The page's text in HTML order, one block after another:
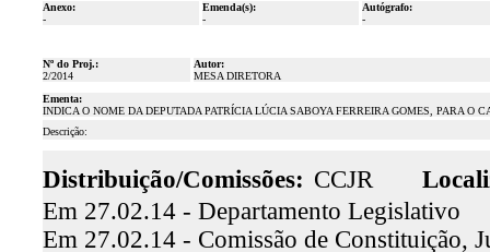
Anexo:
-
Emenda(s):
-
Autógrafo:
-
Nº do Proj.:
2/2014
Autor:
MESA DIRETORA
Ementa:
INDICA O NOME DA DEPUTADA PATRÍCIA LÚCIA SABOYA FERREIRA GOMES, PARA O
Descrição:
Distribuição/Comissões: CCJR
Em 27.02.14 - Departamento Legislativo
Em 27.02.14 - Comissão de Constituição,